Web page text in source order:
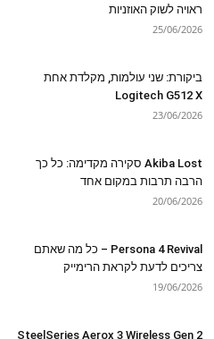
ראויה לשוק האוזניות
25/06/2026
ביקורת: שני עולמות, מקלדת אחת
Logitech G512 X
23/06/2026
Akiba Lost סקירה מקדימה: כל כך
הרבה תרבות במקום אחד
20/06/2026
Persona 4 Revival – כל מה שאתם
צריכים לדעת לקראת הרימייק
19/06/2026
SteelSeries Aerox 3 Wireless Gen 2